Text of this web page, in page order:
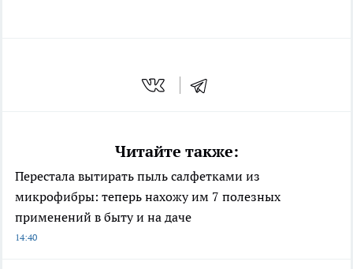
Читайте также:
Перестала вытирать пыль салфетками из
микрофибры: теперь нахожу им 7 полезных
применений в быту и на даче
14:40